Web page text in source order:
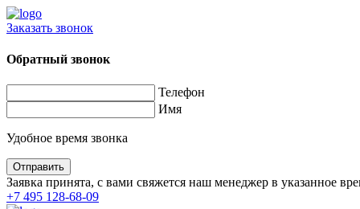
Заказать звонок
Обратный звонок
Телефон
Имя
Удобное время звонка
Заявка принята, с вами свяжется наш менеджер в указанное
+7 495 128-68-09